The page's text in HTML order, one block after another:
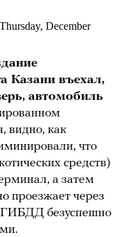
Казани въехал,
автомобиль
видно, как
что
средств)
а затем
проезжает через
ГИБДД безуспешно